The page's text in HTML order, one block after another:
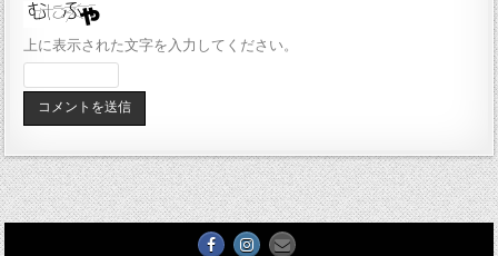
上に表示された文字を入力してください。